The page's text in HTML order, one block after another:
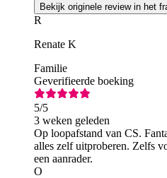
Bekijk originele review in het
R
Renate K
Familie
Geverifieerde boeking
5/5
3 weken geleden
Op loopafstand van CS.
alles zelf uitproberen. Zelfs
een aanrader.
O